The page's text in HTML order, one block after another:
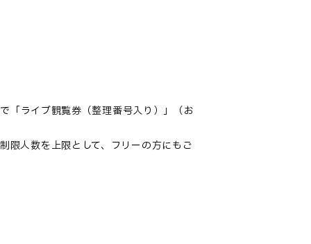
「ライブ観覧券（整理番号入り）」（お
限人数を上限として、フリーの方にもご